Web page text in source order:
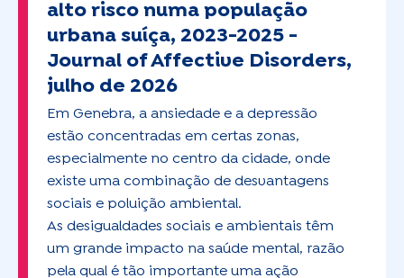
alto risco numa população
urbana suíça, 2023-2025 -
Journal of Affective Disorders,
julho de 2026
Em Genebra, a ansiedade e a depressão
estão concentradas em certas zonas,
especialmente no centro da cidade, onde
existe uma combinação de desvantagens
sociais e poluição ambiental.
As desigualdades sociais e ambientais têm
um grande impacto na saúde mental, razão
pela qual é tão importante uma ação